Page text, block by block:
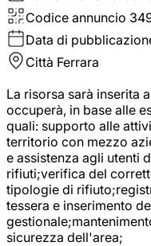
Codice annuncio
Data di
Città Ferrara
La risorsa sarà inserita
occuperà, in base alle
quali: supporto alle
territorio con mezzo
e assistenza agli utenti
rifiuti;verifica del
tipologie di
tessera e inserimento
sicurezza dell'area;